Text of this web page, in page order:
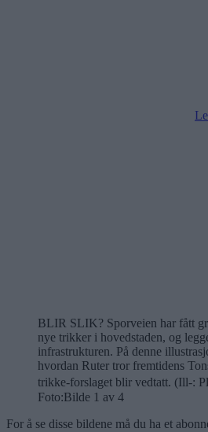
BLIR SLIK? Sporveien har fått
nye trikker i hovedstaden, og
infrastrukturen. På denne
hvordan Ruter tror fremtidens
trikke-forslaget blir vedtatt. (Ill-:
Foto:Bilde 1 av 4
For å se disse bildene må du ha et